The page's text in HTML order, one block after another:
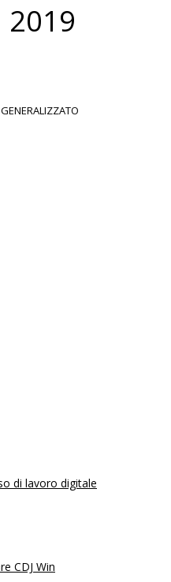
2019
di lavoro digitale
CDJ Win